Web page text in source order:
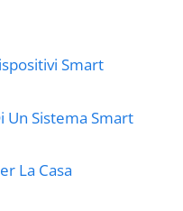
Smart
Un Sistema Smart
La Casa